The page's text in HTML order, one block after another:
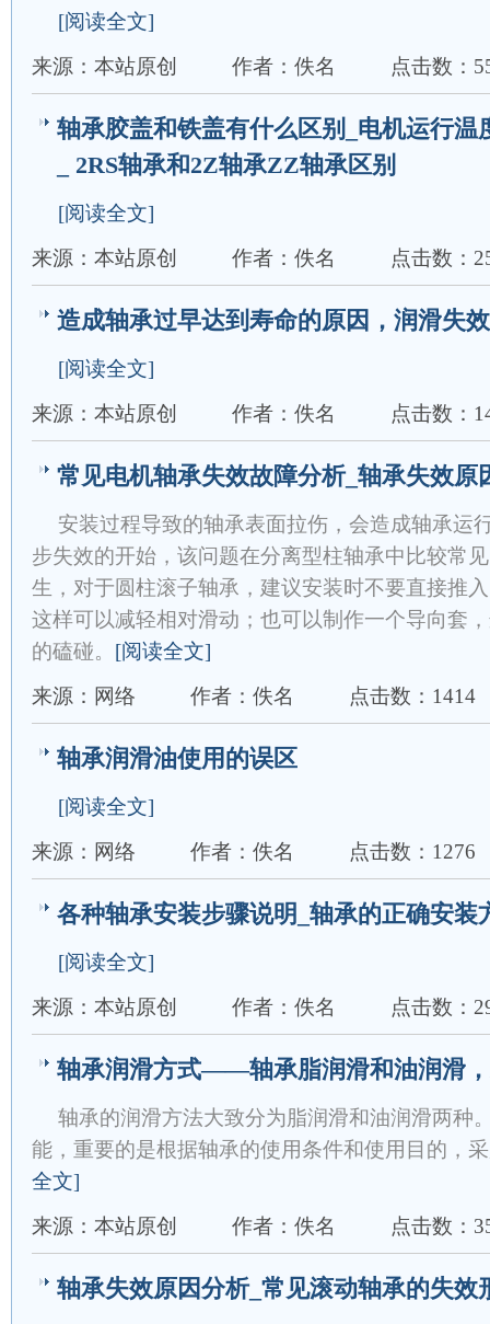
[阅读全文]
来源：本站原创
作者：佚名 点击数：
轴承胶盖和铁盖有什么区别_电机运行温
_ 2RS轴承和2Z轴承ZZ轴承区别
[阅读全文]
来源：本站原创
作者：佚名 点击数：
造成轴承过早达到寿命的原因，润滑失
[阅读全文]
来源：本站原创
作者：佚名 点击数：
常见电机轴承失效故障分析_轴承失效原
安装过程导致的轴承表面拉伤，会造成轴承运
步失效的开始，该问题在分离型柱轴承中比较常
生，对于圆柱滚子轴承，建议安装时不要直接推
这样可以减轻相对滑动；也可以制作一个导向套
的磕碰。 [阅读全文]
来源：网络
作者：佚名 点击数：1414
轴承润滑油使用的误区
[阅读全文]
来源：网络
作者：佚名 点击数：1276
各种轴承安装步骤说明_轴承的正确安装
[阅读全文]
来源：本站原创
作者：佚名 点击数：
轴承润滑方式——轴承脂润滑和油润滑
轴承的润滑方法大致分为脂润滑和油润滑两种
能，重要的是根据轴承的使用条件和使用目的，
全文]
来源：本站原创
作者：佚名 点击数：
轴承失效原因分析_常见滚动轴承的失效